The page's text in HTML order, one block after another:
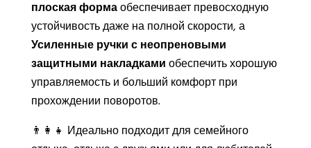
плоская формаобеспечивает превосходную
устойчивость даже на полной скорости, а
Усиленные ручки с неопреновыми
защитными накладками обеспечить хорошую
управляемость и больший комфорт при
прохождении поворотов.
👨‍👩‍👧 Идеально подходит для семейного